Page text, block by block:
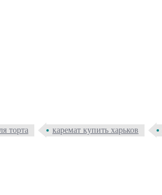
торта каремат купить харьков